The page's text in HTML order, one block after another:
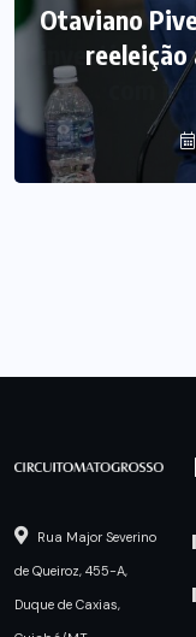
Otaviano
reeleição
Rua Major Severino
de Queiroz, 455-A,
Duque de Caxias,